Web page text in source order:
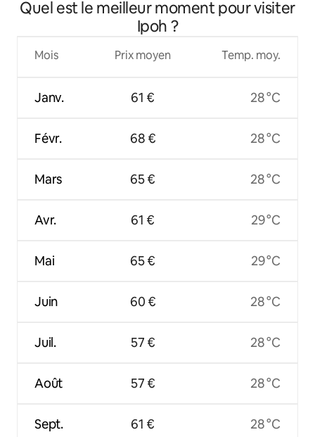
Quel est le meilleur moment pour visiter
Ipoh ?
Mois
Janv.
Févr.
Mars
Avr.
Mai
Juin
Juil.
Août
Sept.
Prix moyen
61 €
68 €
65 €
61 €
65 €
60 €
57 €
57 €
61 €
Temp. moy.
28 °C
28 °C
28 °C
29 °C
29 °C
28 °C
28 °C
28 °C
28 °C